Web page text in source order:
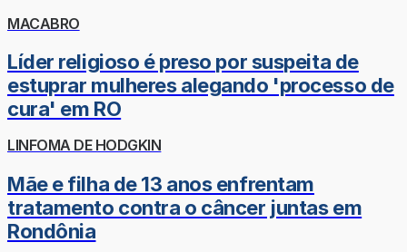
MACABRO
Líder religioso é preso por suspeita de
estuprar mulheres alegando 'processo de
cura' em RO
LINFOMA DE HODGKIN
Mãe e filha de 13 anos enfrentam
tratamento contra o câncer juntas em
Rondônia